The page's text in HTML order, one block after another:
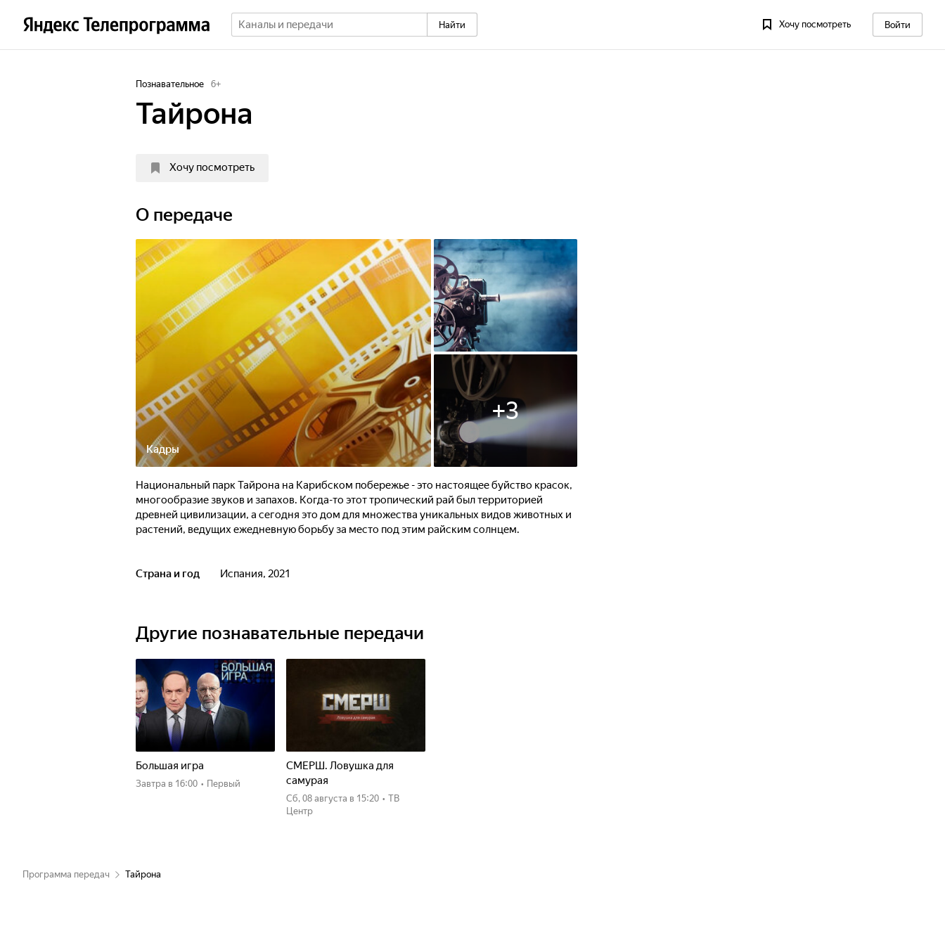
Найти Хочу посмотреть Войти
Познавательное 6+
Тайрона
Хочу посмотреть
О передаче
Кадры
+3
Национальный парк Тайрона на Карибском побережье - это настоящее буйство красок,
многообразие звуков и запахов. Когда-то этот тропический рай был территорией
древней цивилизации, а сегодня это дом для множества уникальных видов животных и
растений, ведущих ежедневную борьбу за место под этим райским солнцем.
Страна и год Испания, 2021
Другие познавательные передачи
Большая игра
Завтра в 16:00 • Первый
СМЕРШ. Ловушка для
самурая
сб, 08 августа в 15:20 • ТВ
Центр
Программа передач Тайрона